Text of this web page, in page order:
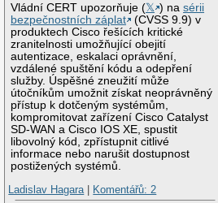
Vládní CERT upozorňuje (𝕏 ) nasérii
bezpečnostních záplat
(CVSS 9.9) v
produktech Cisco řešících kritické
zranitelnosti umožňující obejití
autentizace, eskalaci oprávnění,
vzdálené spuštění kódu a odepření
služby. Úspěšné zneužití může
útočníkům umožnit získat neoprávněný
přístup k dotčeným systémům,
kompromitovat zařízení Cisco Catalyst
SD-WAN a Cisco IOS XE, spustit
libovolný kód, zpřístupnit citlivé
informace nebo narušit dostupnost
postižených systémů.
Ladislav Hagara| Komentářů: 2